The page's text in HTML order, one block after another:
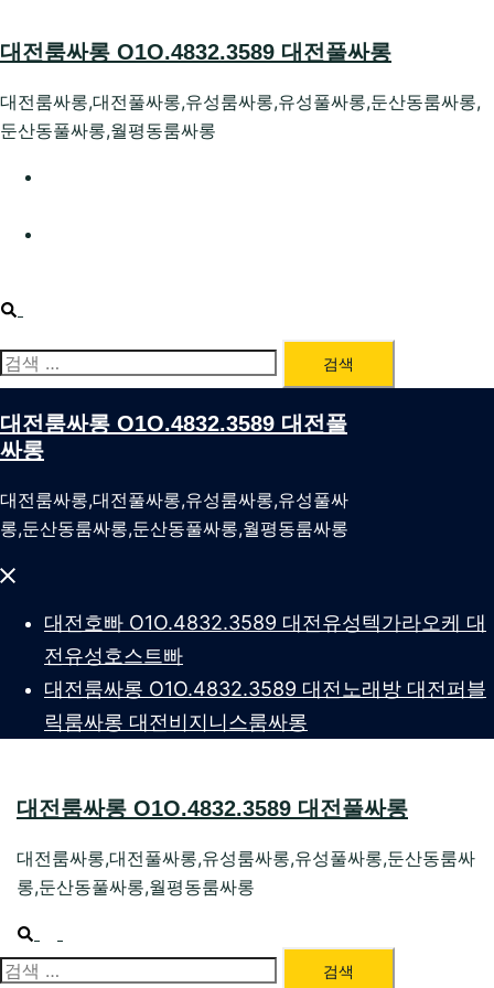
to
대전룸싸롱 O1O.4832.3589 대전풀싸롱
대전룸싸롱,대전풀싸롱,유성룸싸롱,유성풀싸롱,둔산동룸싸롱,
둔산동풀싸롱,월평동룸싸롱
Search
검
색:
대전룸싸롱 O1O.4832.3589 대전풀
싸롱
대전룸싸롱,대전풀싸롱,유성룸싸롱,유성풀싸
롱,둔산동룸싸롱,둔산동풀싸롱,월평동룸싸롱
Close
대전호빠 O1O.4832.3589 대전유성텍가라오케 대
전유성호스트빠
대전룸싸롱 O1O.4832.3589 대전노래방 대전퍼블
릭룸싸롱 대전비지니스룸싸롱
대전룸싸롱 O1O.4832.3589 대전풀싸롱
대전룸싸롱,대전풀싸롱,유성룸싸롱,유성풀싸롱,둔산동룸싸
롱,둔산동풀싸롱,월평동룸싸롱
Search
menu
검